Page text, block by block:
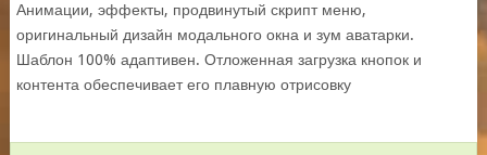
Анимации, эффекты, продвинутый скрипт меню,
оригинальный дизайн модального окна и зум аватарки.
Шаблон 100% адаптивен. Отложенная загрузка кнопок и
контента обеспечивает его плавную отрисовку